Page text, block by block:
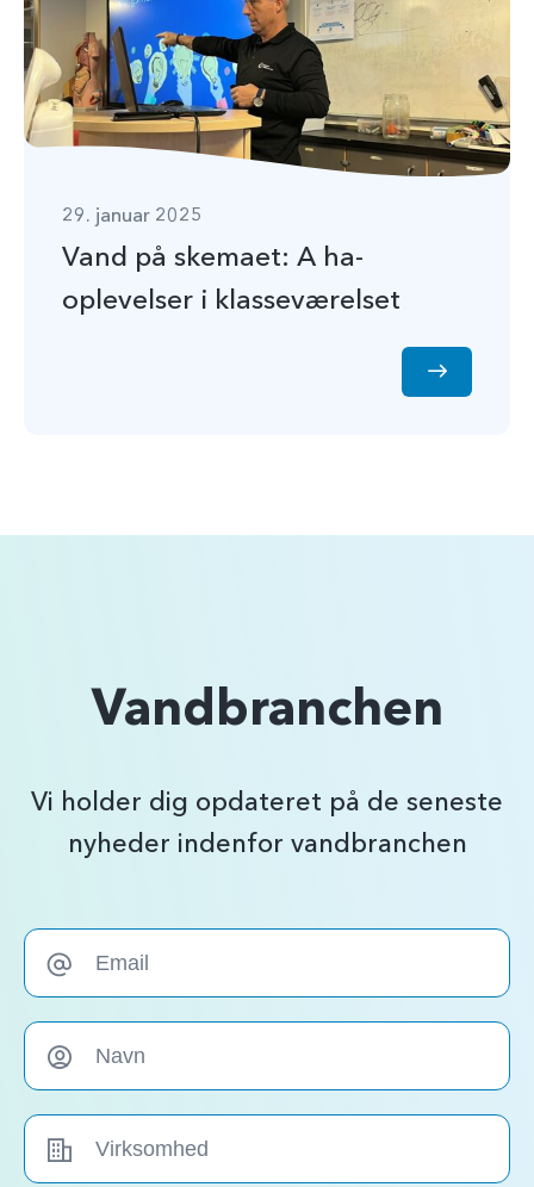
29. januar 2025
Vand på skemaet: A ha-
oplevelser i klasseværelset
Vandbranchen
Vi holder dig opdateret på de seneste
nyheder indenfor vandbranchen